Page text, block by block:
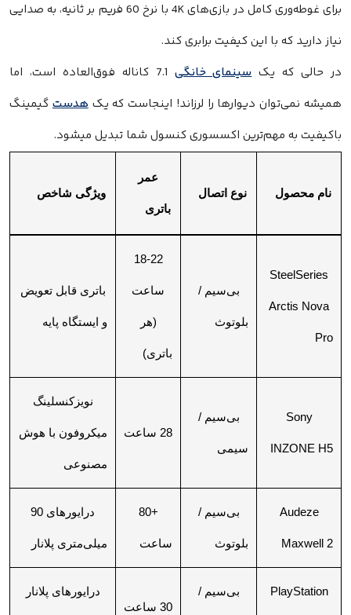
برای غوطه‌وری کامل در بازی‌های 4K با نرخ 60 فریم بر ثانیه، به صدایی
نیاز دارید که با این کیفیت برابری کند.
در حالی که یکسینمای خانگی
7.1 کاناله فوق‌العاده است، اما
همیشه نمی‌توان دیوارها را لرزاند! اینجاست که یکهدستگیمینگ
باکیفیت به مهم‌ترین اکسسوری کنسول شما تبدیل میشود.
نام محصول نوع اتصال
عمر
باتری
ویژگی شاخص
SteelSeries
Arctis Nova
Pro
بی‌سیم /
بلوتوث
18-22
ساعت
(هر
باتری)
باتری قابل تعویض
و ایستگاه پایه
Sony
INZONE H5
بی‌سیم /
سیمی
28 ساعت
نویزکنسلینگ
میکروفون با هوش
مصنوعی
Audeze
Maxwell 2
بی‌سیم /
بلوتوث
+80
ساعت
درایورهای 90
میلی‌متری پلانار
PlayStation بی‌سیم /
30 ساعت
درایورهای پلانار